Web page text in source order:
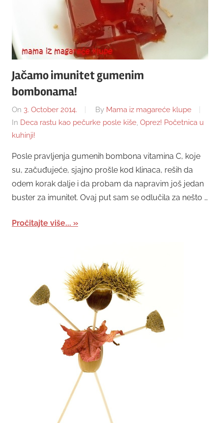
Jačamo imunitet gumenim
bombonama!
On 3. October 2014. By Mama iz magareće klupe
In Deca rastu kao pečurke posle kiše, Oprez! Početnica u
kuhinji!
Posle pravljenja gumenih bombona vitamina C, koje
su, začuđujeće, sjajno prošle kod klinaca, reših da
odem korak dalje i da probam da napravim još jedan
buster za imunitet. Ovaj put sam se odlučila za nešto …
Pročitajte više...